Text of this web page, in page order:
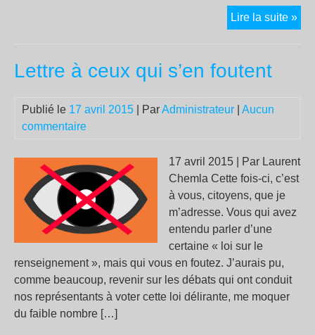
Lire la suite »
Lettre à ceux qui s’en foutent
Publié le 17 avril 2015 | ParAdministrateur
Aucun
commentaire
17 avril 2015 | Par Laurent
Chemla Cette fois-ci, c’est
à vous, citoyens, que je
m’adresse. Vous qui avez
entendu parler d’une
certaine « loi sur le
renseignement », mais qui vous en foutez. J’aurais pu,
comme beaucoup, revenir sur les débats qui ont conduit
nos représentants à voter cette loi délirante, me moquer
du faible nombre […]